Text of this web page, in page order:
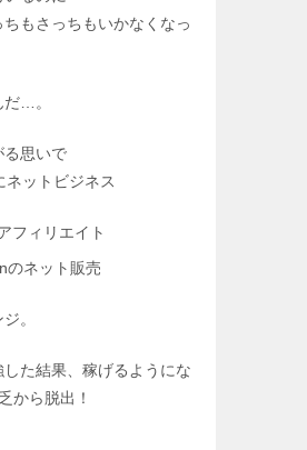
もさっちもいかなくなっ
だ…。
る思いで
ネットビジネス
フィリエイト
のネット販売
。
した結果、稼げるようにな
から脱出！